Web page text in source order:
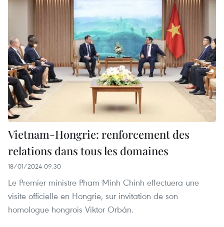
Vietnam-Hongrie: renforcement des
relations dans tous les domaines
18/01/2024 09:30
Le Premier ministre Pham Minh Chinh effectuera une
visite officielle en Hongrie, sur invitation de son
homologue hongrois Viktor Orbán.